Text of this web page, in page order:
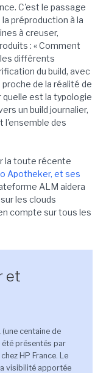
C'est le passage
préproduction à la
à creuser,
: « Comment
différents
du build, avec
de la réalité de
quelle est la typologie
un build journalier,
l'ensemble des
la toute récente
Apotheker, et ses
ALM aidera
les clouds
compte sur tous les
et
centaine de
présentés par
HP France. Le
visibilité apportée